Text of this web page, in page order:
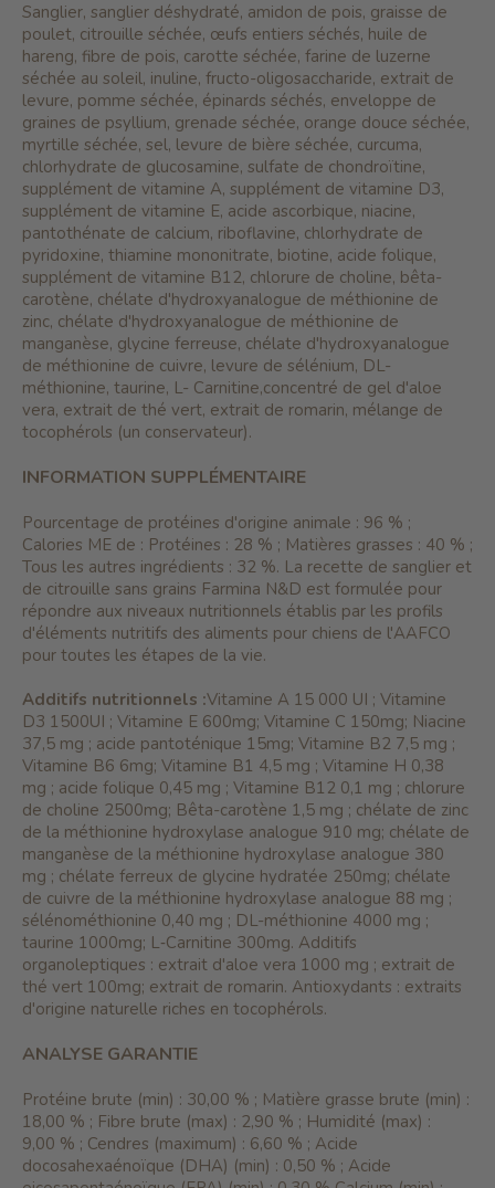
Sanglier, sanglier déshydraté, amidon de pois, graisse de
poulet, citrouille séchée, œufs entiers séchés, huile de
hareng, fibre de pois, carotte séchée, farine de luzerne
séchée au soleil, inuline, fructo-oligosaccharide, extrait de
levure, pomme séchée, épinards séchés, enveloppe de
graines de psyllium, grenade séchée, orange douce séchée,
myrtille séchée, sel, levure de bière séchée, curcuma,
chlorhydrate de glucosamine, sulfate de chondroïtine,
supplément de vitamine A, supplément de vitamine D3,
supplément de vitamine E, acide ascorbique, niacine,
pantothénate de calcium, riboflavine, chlorhydrate de
pyridoxine, thiamine mononitrate, biotine, acide folique,
supplément de vitamine B12, chlorure de choline, bêta-
carotène, chélate d'hydroxyanalogue de méthionine de
zinc, chélate d'hydroxyanalogue de méthionine de
manganèse, glycine ferreuse, chélate d'hydroxyanalogue
de méthionine de cuivre, levure de sélénium, DL-
méthionine, taurine, L- Carnitine,concentré de gel d'aloe
vera, extrait de thé vert, extrait de romarin, mélange de
tocophérols (un conservateur).
INFORMATION SUPPLÉMENTAIRE
Pourcentage de protéines d'origine animale : 96 % ;
Calories ME de : Protéines : 28 % ; Matières grasses : 40 % ;
Tous les autres ingrédients : 32 %. La recette de sanglier et
de citrouille sans grains Farmina N&D est formulée pour
répondre aux niveaux nutritionnels établis par les profils
d'éléments nutritifs des aliments pour chiens de l'AAFCO
pour toutes les étapes de la vie.
Additifs nutritionnels :Vitamine A 15 000 UI ; Vitamine
D3 1500UI ; Vitamine E 600mg; Vitamine C 150mg; Niacine
37,5 mg ; acide pantoténique 15mg; Vitamine B2 7,5 mg ;
Vitamine B6 6mg; Vitamine B1 4,5 mg ; Vitamine H 0,38
mg ; acide folique 0,45 mg ; Vitamine B12 0,1 mg ; chlorure
de choline 2500mg; Bêta-carotène 1,5 mg ; chélate de zinc
de la méthionine hydroxylase analogue 910 mg; chélate de
manganèse de la méthionine hydroxylase analogue 380
mg ; chélate ferreux de glycine hydratée 250mg; chélate
de cuivre de la méthionine hydroxylase analogue 88 mg ;
sélénométhionine 0,40 mg ; DL-méthionine 4000 mg ;
taurine 1000mg; L‐Carnitine 300mg. Additifs
organoleptiques : extrait d'aloe vera 1000 mg ; extrait de
thé vert 100mg; extrait de romarin. Antioxydants : extraits
d'origine naturelle riches en tocophérols.
ANALYSE GARANTIE
Protéine brute (min) : 30,00 % ; Matière grasse brute (min) :
18,00 % ; Fibre brute (max) : 2,90 % ; Humidité (max) :
9,00 % ; Cendres (maximum) : 6,60 % ; Acide
docosahexaénoïque (DHA) (min) : 0,50 % ; Acide